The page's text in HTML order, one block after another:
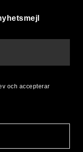
och accepterar